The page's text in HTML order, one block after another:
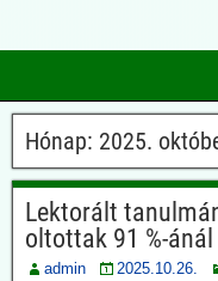
Hónap: 2025.
Lektorált
oltottak 91 %-
admin 2025.10.26.